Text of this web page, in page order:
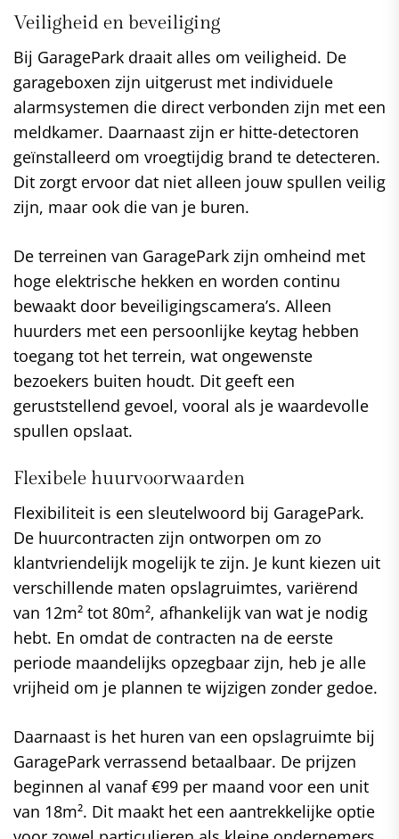
Veiligheid en beveiliging
Bij GaragePark draait alles om veiligheid. De
garageboxen zijn uitgerust met individuele
alarmsystemen die direct verbonden zijn met een
meldkamer. Daarnaast zijn er hitte-detectoren
geïnstalleerd om vroegtijdig brand te detecteren.
Dit zorgt ervoor dat niet alleen jouw spullen veilig
zijn, maar ook die van je buren.
De terreinen van GaragePark zijn omheind met
hoge elektrische hekken en worden continu
bewaakt door beveiligingscamera’s. Alleen
huurders met een persoonlijke keytag hebben
toegang tot het terrein, wat ongewenste
bezoekers buiten houdt. Dit geeft een
geruststellend gevoel, vooral als je waardevolle
spullen opslaat.
Flexibele huurvoorwaarden
Flexibiliteit is een sleutelwoord bij GaragePark.
De huurcontracten zijn ontworpen om zo
klantvriendelijk mogelijk te zijn. Je kunt kiezen uit
verschillende maten opslagruimtes, variërend
van 12m² tot 80m², afhankelijk van wat je nodig
hebt. En omdat de contracten na de eerste
periode maandelijks opzegbaar zijn, heb je alle
vrijheid om je plannen te wijzigen zonder gedoe.
Daarnaast is het huren van een opslagruimte bij
GaragePark verrassend betaalbaar. De prijzen
beginnen al vanaf €99 per maand voor een unit
van 18m². Dit maakt het een aantrekkelijke optie